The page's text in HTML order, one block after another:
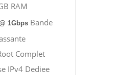
RAM
1Gbps Bande
Complet
IPv4 Dediee